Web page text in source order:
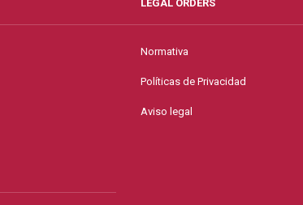
LEGAL ORDERS
Normativa
Políticas de Privacidad
Aviso legal